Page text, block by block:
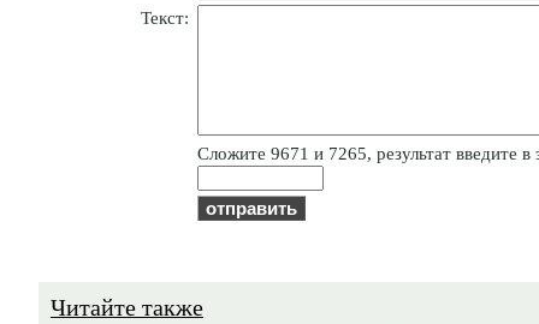
Текст:
Cлoжитe 9671 и 7265, результат введите в
Читайте также